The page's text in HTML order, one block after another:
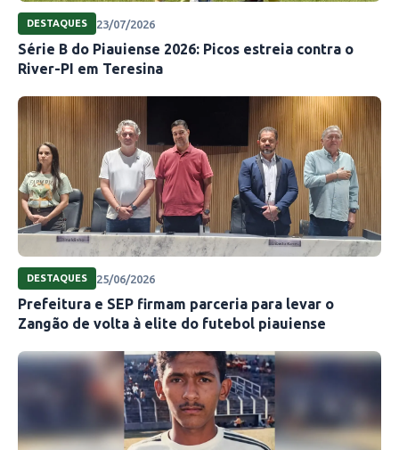
DESTAQUES 23/07/2026
Série B do Piauiense 2026: Picos estreia contra o
River-PI em Teresina
DESTAQUES 25/06/2026
Prefeitura e SEP firmam parceria para levar o
Zangão de volta à elite do futebol piauiense